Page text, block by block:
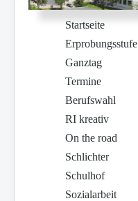
Startseite
Erprobungsstufe
Ganztag
Termine
Berufswahl
RI kreativ
On the road
Schlichter
Schulhof
Sozialarbeit